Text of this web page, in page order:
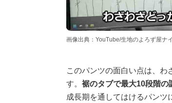
画像出典：YouTube/生地のよろず屋ナ
このパンツの面白い点は、わ
す。 裾のタブで最大10段階の
成長期を通してはけるパンツ